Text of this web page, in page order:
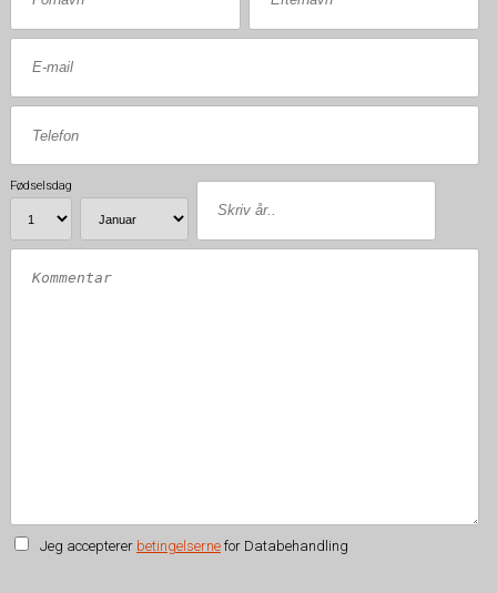
Fødselsdag
Jeg accepterer betingelsernefor Databehandling